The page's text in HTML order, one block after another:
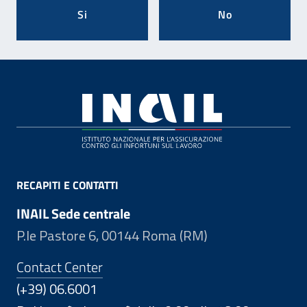
Si No
RECAPITI E CONTATTI
INAIL Sede centrale
P.le Pastore 6, 00144 Roma (RM)
Contact Center
(+39) 06.6001